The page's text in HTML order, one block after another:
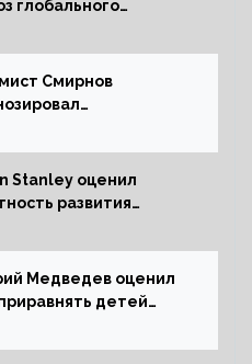
глобального
отчете
Смирнов
Stanley оценил
развития
Медведев оценил
детей